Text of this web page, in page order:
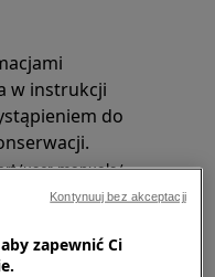
w instrukcji
do
user-manuals/
zapewnić Ci
Kontynuuj bez akceptacji